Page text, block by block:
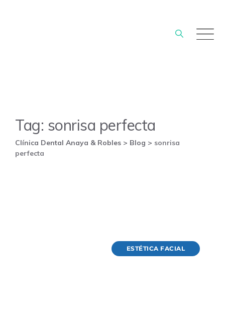
Tag: sonrisa perfecta
Clínica Dental Anaya & Robles > Blog > sonrisa
perfecta
ESTÉTICA FACIAL